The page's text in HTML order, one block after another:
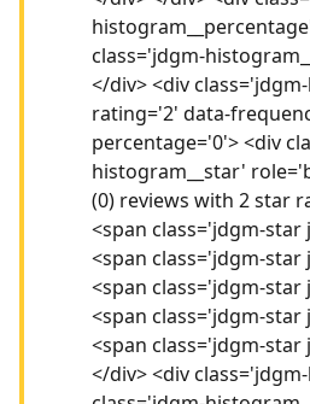
class='jdgm-
</div> <div
rating='2' data-
percentage='0'> <div
histogram__star'
(0) reviews with 2 star
<span class='jdgm-
<span class='jdgm-
<span class='jdgm-
<span class='jdgm-
<span class='jdgm-
</div> <div